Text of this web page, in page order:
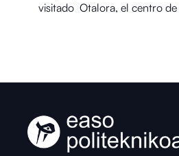
visitado Otalora⁠, el centro